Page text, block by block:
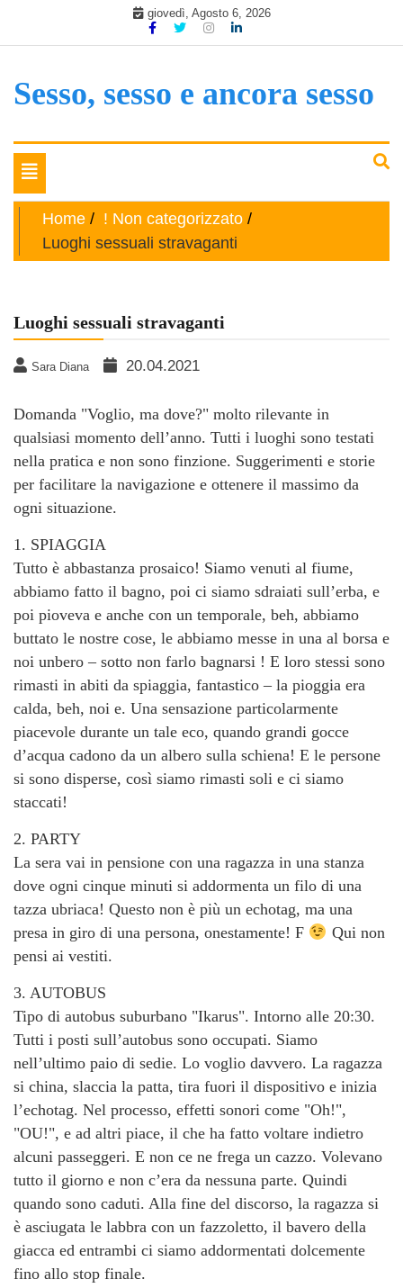
giovedì, Agosto 6, 2026
Sesso, sesso e ancora sesso
Toggle
navigation
Home
! Non categorizzato
Luoghi sessuali stravaganti
Luoghi sessuali stravaganti
Sara Diana 20.04.2021
Domanda "Voglio, ma dove?" molto rilevante in
qualsiasi momento dell’anno. Tutti i luoghi sono testati
nella pratica e non sono finzione. Suggerimenti e storie
per facilitare la navigazione e ottenere il massimo da
ogni situazione.
1. SPIAGGIA
Tutto è abbastanza prosaico! Siamo venuti al fiume,
abbiamo fatto il bagno, poi ci siamo sdraiati sull’erba, e
poi pioveva e anche con un temporale, beh, abbiamo
buttato le nostre cose, le abbiamo messe in una al borsa e
noi unbero – sotto non farlo bagnarsi ! E loro stessi sono
rimasti in abiti da spiaggia, fantastico – la pioggia era
calda, beh, noi e. Una sensazione particolarmente
piacevole durante un tale eco, quando grandi gocce
d’acqua cadono da un albero sulla schiena! E le persone
si sono disperse, così siamo rimasti soli e ci siamo
staccati!
2. PARTY
La sera vai in pensione con una ragazza in una stanza
dove ogni cinque minuti si addormenta un filo di una
tazza ubriaca! Questo non è più un echotag, ma una
presa in giro di una persona, onestamente! F
Qui non
pensi ai vestiti.
3. AUTOBUS
Tipo di autobus suburbano "Ikarus". Intorno alle 20:30.
Tutti i posti sull’autobus sono occupati. Siamo
nell’ultimo paio di sedie. Lo voglio davvero. La ragazza
si china, slaccia la patta, tira fuori il dispositivo e inizia
l’echotag. Nel processo, effetti sonori come "Oh!",
"OU!", e ad altri piace, il che ha fatto voltare indietro
alcuni passeggeri. E non ce ne frega un cazzo. Volevano
tutto il giorno e non c’era da nessuna parte. Quindi
quando sono caduti. Alla fine del discorso, la ragazza si
è asciugata le labbra con un fazzoletto, il bavero della
giacca ed entrambi ci siamo addormentati dolcemente
fino allo stop finale.